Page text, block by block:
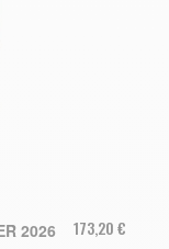
2026 173,20 €